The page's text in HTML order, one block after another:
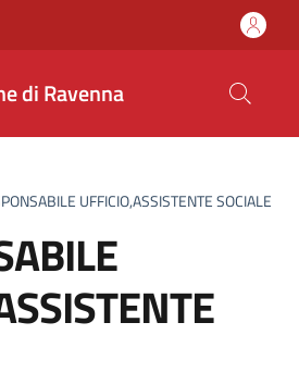
di Ravenna
UFFICIO,ASSISTENTE SOCIALE